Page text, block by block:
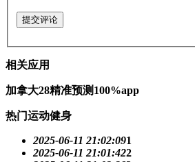
提交评论
相关应用
加拿大28精准预测100%app
热门运动健身
2025-06-11 21:02:091
2025-06-11 21:01:422